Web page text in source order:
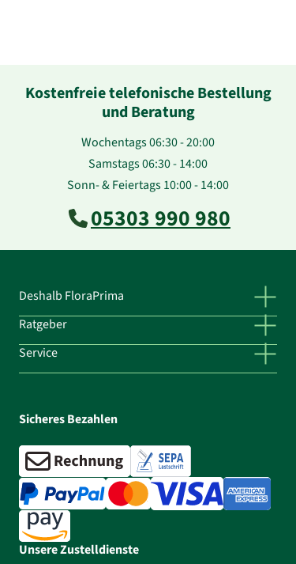
Kostenfreie telefonische Bestellung
und Beratung
Wochentags 06:30 - 20:00
Samstags 06:30 - 14:00
Sonn- & Feiertags 10:00 - 14:00
05303 990 980
Deshalb FloraPrima
Ratgeber
Service
Sicheres Bezahlen
Unsere Zustelldienste